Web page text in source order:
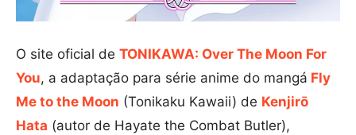
O site oficial de TONIKAWA: Over The Moon For
You, a adaptação para série anime do mangá Fly
Me to the Moon (Tonikaku Kawaii) de Kenjirō
Hata (autor de Hayate the Combat Butler),